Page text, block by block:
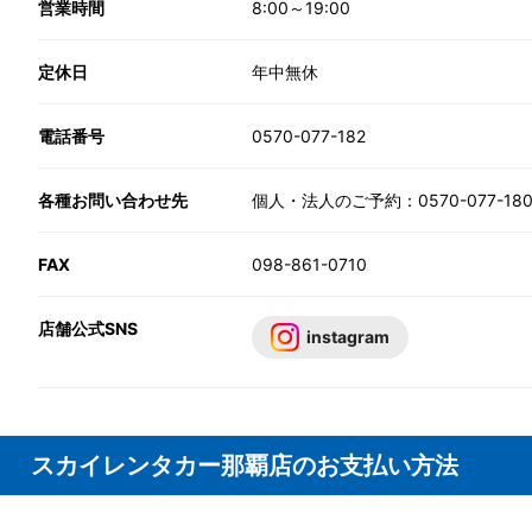
営業時間 8:00～19:00
定休日 年中無休
電話番号 0570-077-182
各種お問い合わせ先 個人・法人のご予約：0570-077-180
FAX 098-861-0710
店舗公式SNS instagram
スカイレンタカー那覇店のお支払い方法